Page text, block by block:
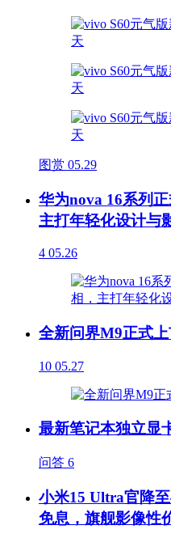
图赏 05.29
华为nova 16系列
主打年轻化设计与
4 05.26
全新问界M9正式
10 05.27
最新笔记本独立显
问答 6
小米15 Ultra官降
免息，旗舰影像性